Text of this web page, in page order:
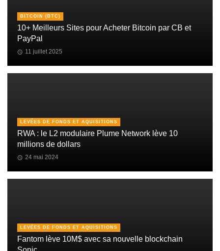
BITCOIN (BTC)
10+ Meilleurs Sites pour Acheter Bitcoin par CB et
PayPal
11 juillet 2025
LEVÉES DE FONDS ET AQUISITIONS
RWA : le L2 modulaire Plume Network lève 10
millions de dollars
24 mai 2024
LEVÉES DE FONDS ET AQUISITIONS
Fantom lève 10M$ avec sa nouvelle blockchain